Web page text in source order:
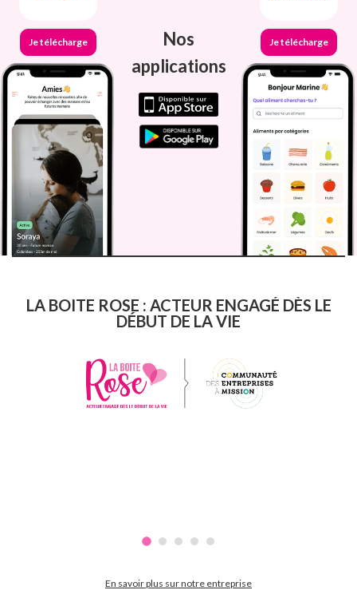
Je télécharge
Nos
applications
Je télécharge
LA BOITE ROSE : ACTEUR ENGAGÉ DÈS LE
DÉBUT DE LA VIE
En savoir plus sur notre entreprise